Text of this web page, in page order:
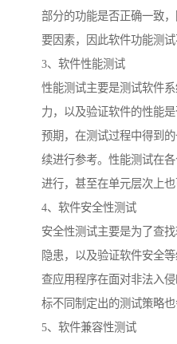
部分的功能是否正确一致
要因素，因此软件功能测试
3、软件性能测试
性能测试主要是测试软件
力，以及验证软件的性能
预期，在测试过程中得到
续进行参考。性能测试在
进行，甚至在单元层次上也
4、软件安全性测试
安全性测试主要是为了查
隐患，以及验证软件安全
查应用程序在面对非法入
标不同制定出的测试策略也
5、软件兼容性测试